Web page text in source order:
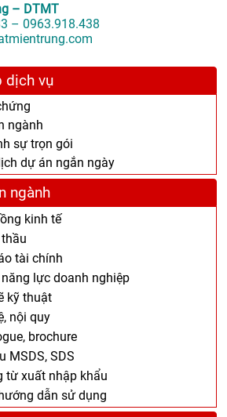
– DTMT
– 0963.918.438
dịch vụ
ngành
sự trọn gói
dự án ngắn ngày
ngành
kinh tế
tài chính
lực doanh nghiệp
kỹ thuật
nội quy
brochure
MSDS, SDS
từ xuất nhập khẩu
dẫn sử dụng